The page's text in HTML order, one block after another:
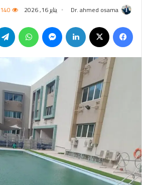
Dr. ahmed osama يناير 16, 2026 140